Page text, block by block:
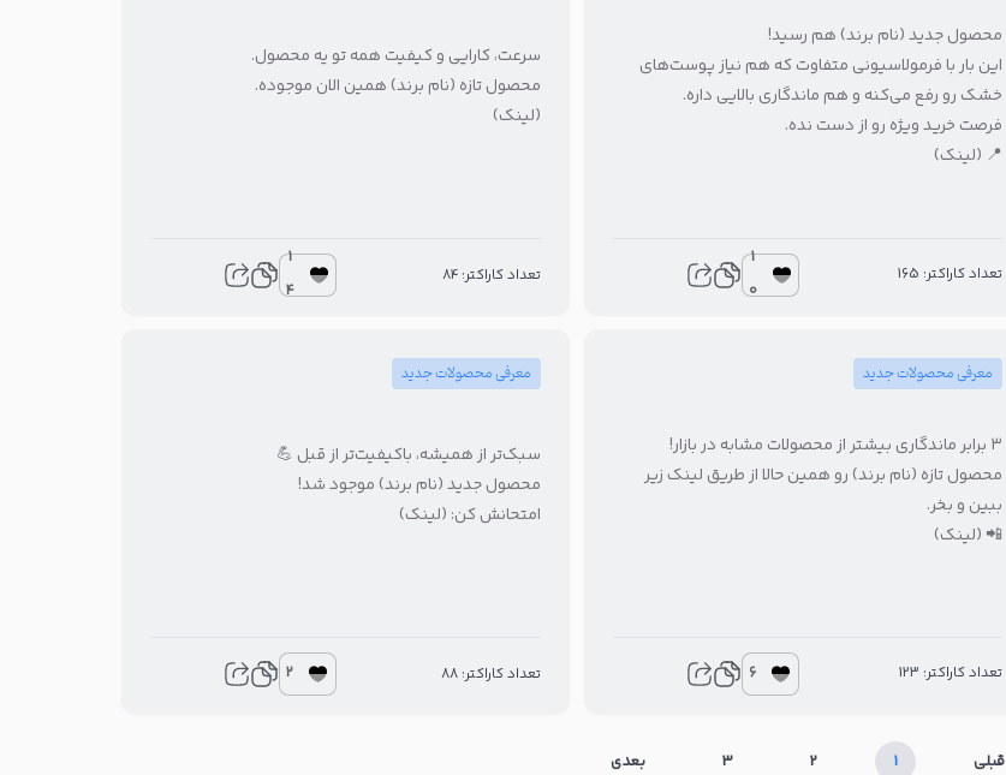
محصول جدید (نام برند) هم رسید!
این بار با فرمولاسیونی متفاوت که هم نیاز پوست‌های
خشک رو رفع می‌کنه و هم ماندگاری بالایی داره.
فرصت خرید ویژه رو از دست نده.
📍 (لینک)
تعداد کاراکتر: 165
1
0
سرعت، کارایی و کیفیت همه تو یه محصول.
محصول تازه (نام برند) همین الان موجوده.
(لینک)
تعداد کاراکتر: 84
1
4
معرفی محصولات جدید
۳ برابر ماندگاری بیشتر از محصولات مشابه در بازار!
محصول تازه (نام برند) رو همین حالا از طریق لینک زیر
ببین و بخر.
📲 (لینک)
تعداد کاراکتر: 123 6
معرفی محصولات جدید
سبک‌تر از همیشه، باکیفیت‌تر از قبل 💪
محصول جدید (نام برند) موجود شد!
امتحانش کن: (لینک)
تعداد کاراکتر: 88 2
قبلی 1
2
3 بعدی